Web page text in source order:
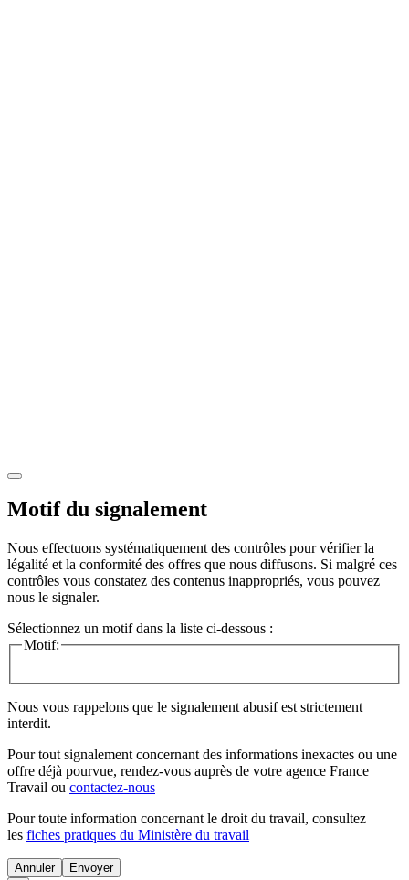
Motif du signalement
Nous effectuons systématiquement des contrôles pour vérifier la
légalité et la conformité des offres que nous diffusons. Si malgré ces
contrôles vous constatez des contenus inappropriés, vous pouvez
nous le signaler.
Sélectionnez un motif dans la liste ci-dessous :
Motif:
Nous vous rappelons que le signalement abusif est strictement
interdit.
Pour tout signalement concernant des informations inexactes ou une
offre déjà pourvue, rendez-vous auprès de votre agence France
Travail ou contactez-nous
Pour toute information concernant le droit du travail, consultez
les fiches pratiques du Ministère du travail
Annuler